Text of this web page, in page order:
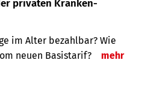
privaten Kranken­
im Alter bezahlbar? Wie
neuen Basistarif?
mehr